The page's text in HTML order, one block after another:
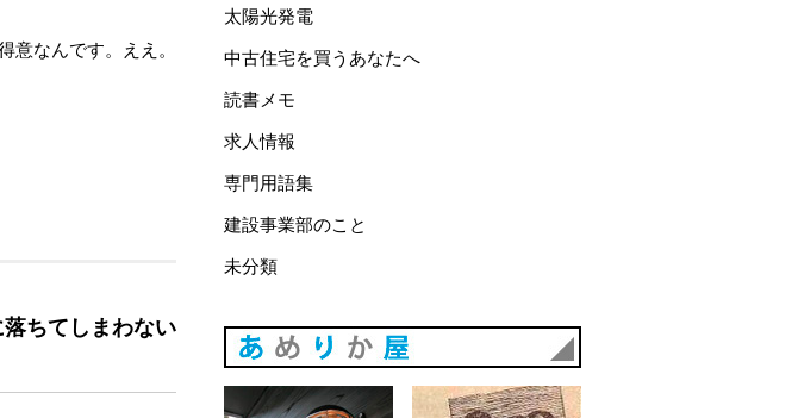
意なんです。ええ。
ちてしまわない
太陽光発電
中古住宅を買うあなたへ
読書メモ
求人情報
専門用語集
建設事業部のこと
未分類
あめりか屋WEBサイト